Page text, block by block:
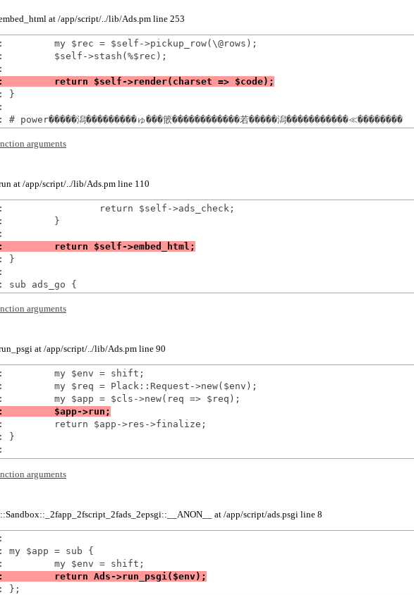
at /app/script/../lib/Ads.pm line 253
my $rec = $self->pickup_row(\@rows);
$self->stash(%$rec);
}
arguments
at /app/script/../lib/Ads.pm line 110
return $self->ads_check;
}
}
arguments
at /app/script/../lib/Ads.pm line 90
my $env = shift;
my $req = Plack::Request->new($env);
return $app->res->finalize;
}
arguments
at /app/script/ads.psgi line 8
my $app = sub {